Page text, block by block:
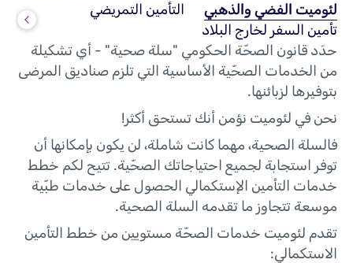
لئوميت الفضي والذهبي
التأمين التمريضي
تأمين السفر لخارج البلاد
حدَد قانون الصحّة الحكومي "سلة صحية" - أي تشكيلة
من الخدمات الصحّية الأساسية التي تلزم صناديق المرضى
بتوفيرها لزبائنها.
نحن في لئوميت نؤمن أنك تستحق أكثر!
فالسلة الصحية، مهما كانت شاملة، لن يكون بإمكانها أن
توفر استجابة لجميع احتياجاتك الصحّية. تتيح لكم خطط
خدمات التأمين الإستكمالي الحصول على خدمات طبّية
موسعة تتجاوز ما تقدمه السلة الصحية.
تقدم لئوميت خدمات الصحّة مستويين من خطط التأمين
الاستكمالي: